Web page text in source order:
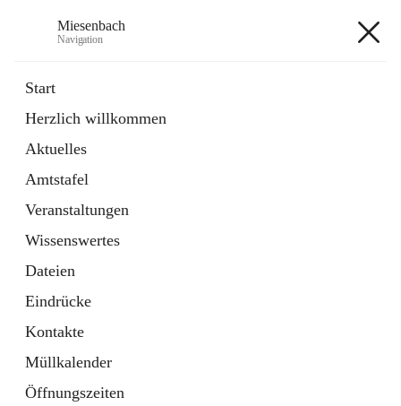
Miesenbach
Navigation
Start
Herzlich willkommen
Aktuelles
Amtstafel
Veranstaltungen
Wissenswertes
Dateien
Eindrücke
Kontakte
Müllkalender
Öffnungszeiten
Externe Webseite
in
Tab
Region Schneebergland
Externe Webseite
öffnet
in
neuem
Tab